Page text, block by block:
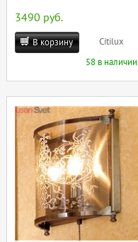
3490 руб.
В корзину
Citilux
58 в наличии